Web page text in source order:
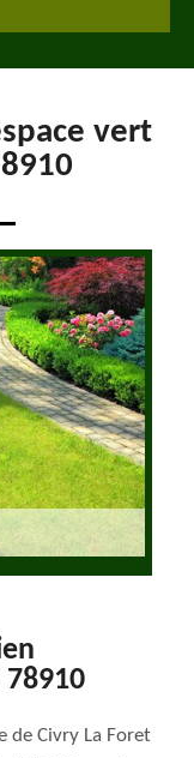
vert
de Civry La Foret